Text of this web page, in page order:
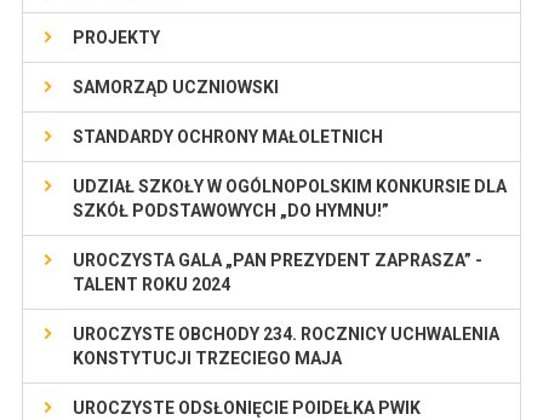
PROJEKTY
SAMORZĄD UCZNIOWSKI
STANDARDY OCHRONY MAŁOLETNICH
UDZIAŁ SZKOŁY W OGÓLNOPOLSKIM KONKURSIE DLA
SZKÓŁ PODSTAWOWYCH „DO HYMNU!”
UROCZYSTA GALA „PAN PREZYDENT ZAPRASZA” -
TALENT ROKU 2024
UROCZYSTE OBCHODY 234. ROCZNICY UCHWALENIA
KONSTYTUCJI TRZECIEGO MAJA
UROCZYSTE ODSŁONIĘCIE POIDEŁKA PWIK